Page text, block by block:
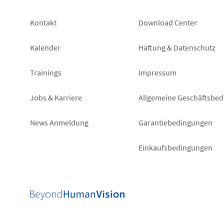
Footer
left
Kontakt
Kalender
Trainings
Jobs & Karriere
News Anmeldung
Footer
right
Download Center
Haftung & Datenschutz
Impressum
Allgemeine
Garantiebedingungen
Einkaufsbedingungen